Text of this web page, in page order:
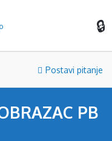
Postavi pitanje
PB